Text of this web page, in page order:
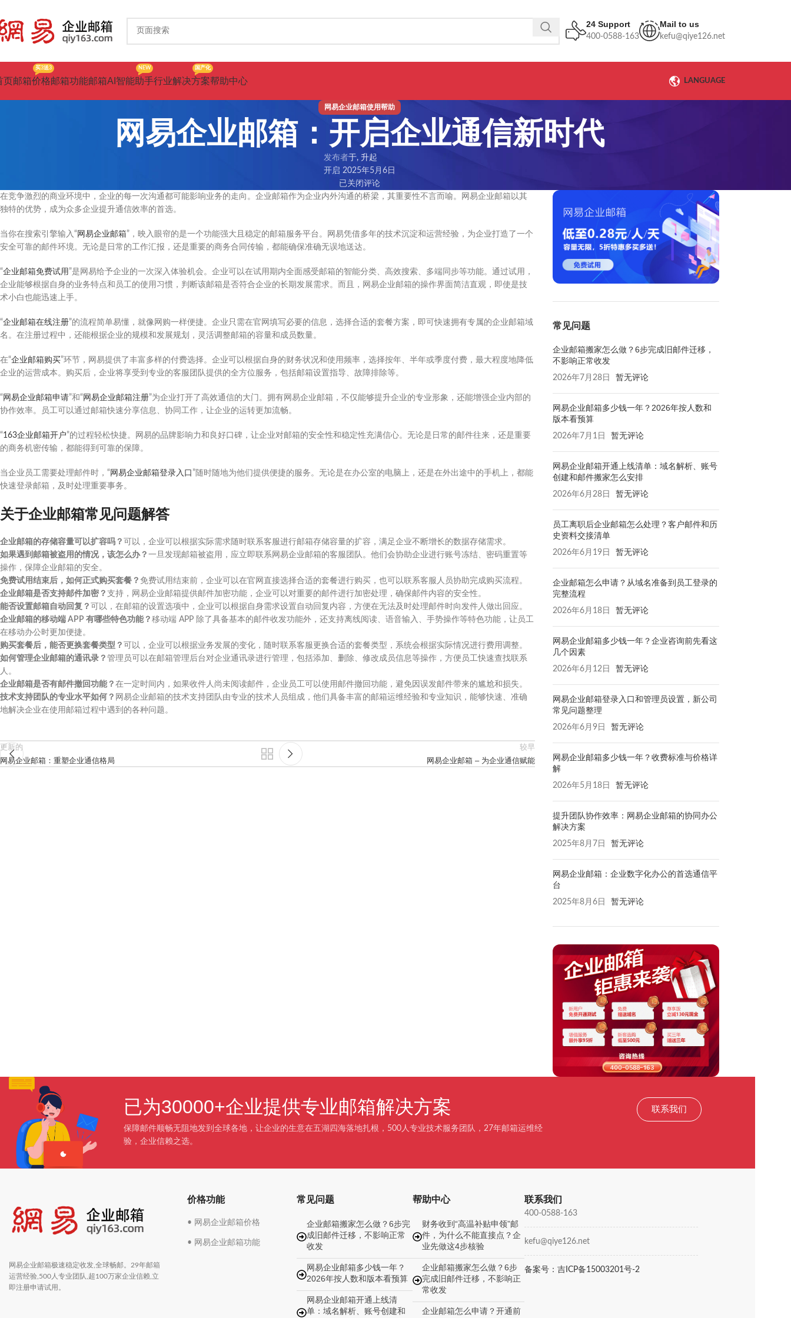
24 Support
400-0588-163
Mail to us
kefu@qiye126.net
页邮箱价格
买3送3
邮箱功能邮箱AI智能助手
NEW
行业解决方案
国产化
帮助中心 LANGUAGE
网易企业邮箱使用帮助
网易企业邮箱：开启企业通信新时代
发布者于, 升起
开启 2025年5月6日
已关闭评论
在竞争激烈的商业环境中，企业的每一次沟通都可能影响业务的走向。企业邮箱作为企业内外沟通的桥梁，其重要性不言而喻。网易企业邮箱以其
独特的优势，成为众多企业提升通信效率的首选。
当你在搜索引擎输入“ 网易企业邮箱”，映入眼帘的是一个功能强大且稳定的邮箱服务平台。网易凭借多年的技术沉淀和运营经验，为企业打造了一个
安全可靠的邮件环境。无论是日常的工作汇报，还是重要的商务合同传输，都能确保准确无误地送达。
“企业邮箱免费试用 ”是网易给予企业的一次深入体验机会。企业可以在试用期内全面感受邮箱的智能分类、高效搜索、多端同步等功能。通过试用，
企业能够根据自身的业务特点和员工的使用习惯，判断该邮箱是否符合企业的长期发展需求。而且，网易企业邮箱的操作界面简洁直观，即使是技
术小白也能迅速上手。
“企业邮箱在线注册”的流程简单易懂，就像网购一样便捷。企业只需在官网填写必要的信息，选择合适的套餐方案，即可快速拥有专属的企业邮箱域
名。在注册过程中，还能根据企业的规模和发展规划，灵活调整邮箱的容量和成员数量。
在“企业邮箱购买”环节，网易提供了丰富多样的付费选择。企业可以根据自身的财务状况和使用频率，选择按年、半年或季度付费，最大程度地降低
企业的运营成本。购买后，企业将享受到专业的客服团队提供的全方位服务，包括邮箱设置指导、故障排除等。
“ 网易企业邮箱申请”和“ 网易企业邮箱注册”为企业打开了高效通信的大门。拥有网易企业邮箱，不仅能够提升企业的专业形象，还能增强企业内部的
协作效率。员工可以通过邮箱快速分享信息、协同工作，让企业的运转更加流畅。
“163企业邮箱开户”的过程轻松快捷。网易的品牌影响力和良好口碑，让企业对邮箱的安全性和稳定性充满信心。无论是日常的邮件往来，还是重要
的商务机密传输，都能得到可靠的保障。
当企业员工需要处理邮件时，“ 网易企业邮箱登录入口 ”随时随地为他们提供便捷的服务。无论是在办公室的电脑上，还是在外出途中的手机上，都能
快速登录邮箱，及时处理重要事务。
关于企业邮箱常见问题解答
企业邮箱的存储容量可以扩容吗？ 可以，企业可以根据实际需求随时联系客服进行邮箱存储容量的扩容，满足企业不断增长的数据存储需求。
如果遇到邮箱被盗用的情况，该怎么办？ 一旦发现邮箱被盗用，应立即联系网易企业邮箱的客服团队。他们会协助企业进行账号冻结、密码重置等
操作，保障企业邮箱的安全。
免费试用结束后，如何正式购买套餐？ 免费试用结束前，企业可以在官网直接选择合适的套餐进行购买，也可以联系客服人员协助完成购买流程。
企业邮箱是否支持邮件加密？ 支持，网易企业邮箱提供邮件加密功能，企业可以对重要的邮件进行加密处理，确保邮件内容的安全性。
能否设置邮箱自动回复？ 可以，在邮箱的设置选项中，企业可以根据自身需求设置自动回复内容，方便在无法及时处理邮件时向发件人做出回应。
企业邮箱的移动端 APP 有哪些特色功能？ 移动端 APP 除了具备基本的邮件收发功能外，还支持离线阅读、语音输入、手势操作等特色功能，让员工
在移动办公时更加便捷。
购买套餐后，能否更换套餐类型？ 可以，企业可以根据业务发展的变化，随时联系客服更换合适的套餐类型，系统会根据实际情况进行费用调整。
如何管理企业邮箱的通讯录？ 管理员可以在邮箱管理后台对企业通讯录进行管理，包括添加、删除、修改成员信息等操作，方便员工快速查找联系
人。
企业邮箱是否有邮件撤回功能？ 在一定时间内，如果收件人尚未阅读邮件，企业员工可以使用邮件撤回功能，避免因误发邮件带来的尴尬和损失。
技术支持团队的专业水平如何？ 网易企业邮箱的技术支持团队由专业的技术人员组成，他们具备丰富的邮箱运维经验和专业知识，能够快速、准确
地解决企业在使用邮箱过程中遇到的各种问题。
更新的
网易企业邮箱：重塑企业通信格局
较早
网易企业邮箱 – 为企业通信赋能
常见问题
企业邮箱搬家怎么做？6步完成旧邮件迁移，
不影响正常收发
2026年7月28日 暂无评论
网易企业邮箱多少钱一年？2026年按人数和
版本看预算
2026年7月1日 暂无评论
网易企业邮箱开通上线清单：域名解析、账号
创建和邮件搬家怎么安排
2026年6月28日 暂无评论
员工离职后企业邮箱怎么处理？客户邮件和历
史资料交接清单
2026年6月19日 暂无评论
企业邮箱怎么申请？从域名准备到员工登录的
完整流程
2026年6月18日 暂无评论
网易企业邮箱多少钱一年？企业咨询前先看这
几个因素
2026年6月12日 暂无评论
网易企业邮箱登录入口和管理员设置，新公司
常见问题整理
2026年6月9日 暂无评论
网易企业邮箱多少钱一年？收费标准与价格详
解
2026年5月18日 暂无评论
提升团队协作效率：网易企业邮箱的协同办公
解决方案
2025年8月7日 暂无评论
网易企业邮箱：企业数字化办公的首选通信平
台
2025年8月6日 暂无评论
已为30000+企业提供专业邮箱解决方案
保障邮件顺畅无阻地发到全球各地，让企业的生意在五湖四海落地扎根，500人专业技术服务团队，27年邮箱运维经
验，企业信赖之选。
联系我们
网易企业邮箱极速稳定收发,全球畅邮。29年邮箱
运营经验,500人专业团队,超100万家企业信赖,立
即注册申请试用。
价格功能
• 网易企业邮箱价格
• 网易企业邮箱功能
常见问题
企业邮箱搬家怎么做？6步完
成旧邮件迁移，不影响正常
收发
网易企业邮箱多少钱一年？
2026年按人数和版本看预算
网易企业邮箱开通上线清
单：域名解析、账号创建和
帮助中心
财务收到“高温补贴申领”邮
件，为什么不能直接点？企
业先做这4步核验
企业邮箱搬家怎么做？6步
完成旧邮件迁移，不影响正
常收发
企业邮箱怎么申请？开通前
联系我们
400-0588-163
kefu@qiye126.net
备案号：吉ICP备15003201号-2